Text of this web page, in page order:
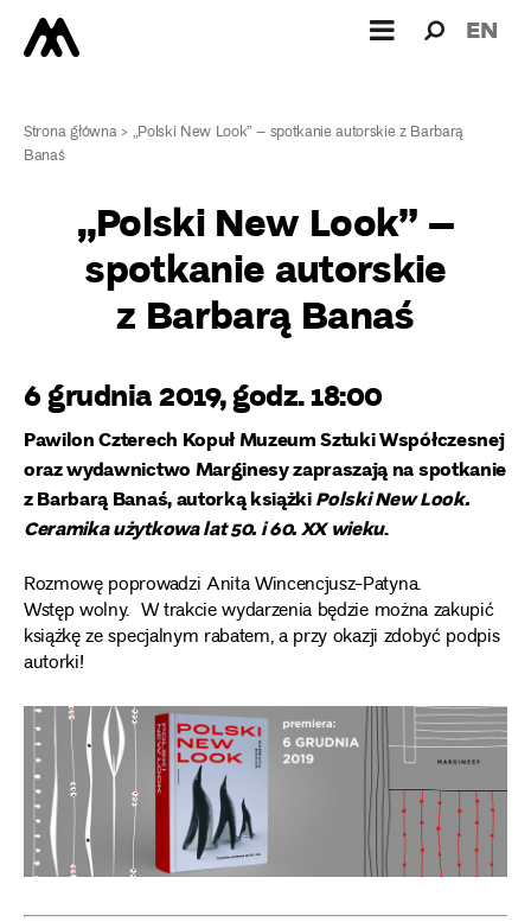
dla: EN
Strona główna>„Polski New Look” – spotkanie autorskie z Barbarą
Banaś
„Polski New Look” –
spotkanie autorskie
z Barbarą Banaś
6 grudnia 2019, godz. 18:00
Pawilon Czterech Kopuł Muzeum Sztuki Współczesnej
oraz wydawnictwo Marginesy zapraszają na spotkanie
z Barbarą Banaś, autorką książkiPolski New Look.
Ceramika użytkowa lat 50. i 60. XX wieku.
Rozmowę poprowadzi Anita Wincencjusz-Patyna.
Wstęp wolny. W trakcie wydarzenia będzie można zakupić
książkę ze specjalnym rabatem, a przy okazji zdobyć podpis
autorki!